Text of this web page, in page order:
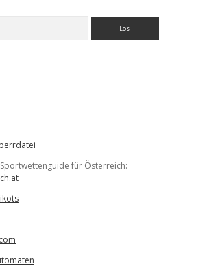
für Österreich: